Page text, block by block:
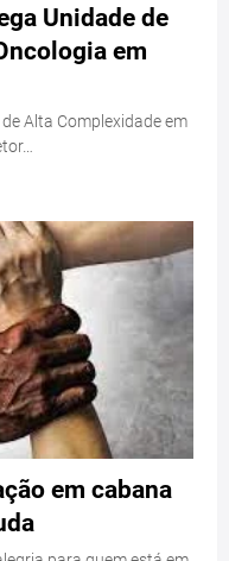
Unidade de
em
Alta Complexidade em
em cabana